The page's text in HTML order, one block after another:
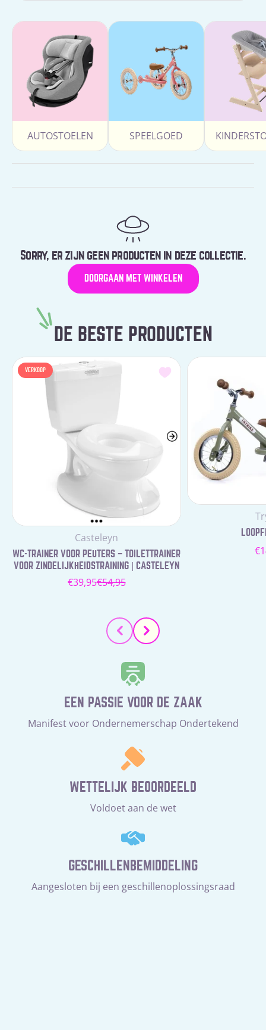
AUTOSTOELEN SPEELGOED
Sorry, er zijn geen producten in deze collectie.
DOORGAAN MET WINKELEN
DE BESTE PRODUCTEN
VERKOOP
Leverancier:
Casteleyn
WC-TRAINER VOOR PEUTERS – TOILETTRAINER
VOOR ZINDELIJKHEIDSTRAINING | CASTELEYN
Verkoopprijs
€39,95Normale
€54,95
EEN PASSIE VOOR DE ZAAK
Manifest voor Ondernemerschap Ondertekend
WETTELIJK BEOORDEELD
Voldoet aan de wet
GESCHILLENBEMIDDELING
Aangesloten bij een geschillenoplossingsraad